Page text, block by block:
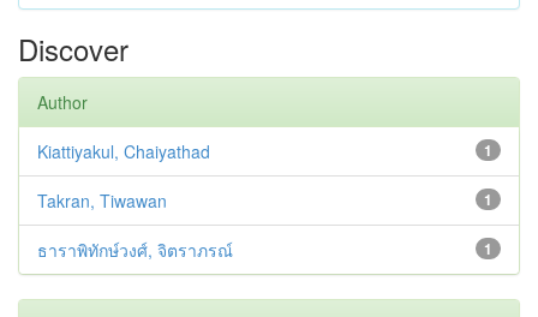
Discover
Author
1
Kiattiyakul, Chaiyathad
1
Takran, Tiwawan
1
ธาราพิทักษ์วงศ์, จิตราภรณ์